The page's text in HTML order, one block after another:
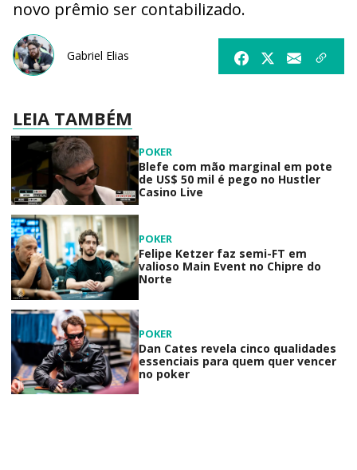
novo prêmio ser contabilizado.
Gabriel Elias
LEIA TAMBÉM
POKER
Blefe com mão marginal em pote
de US$ 50 mil é pego no Hustler
Casino Live
POKER
Felipe Ketzer faz semi-FT em
valioso Main Event no Chipre do
Norte
POKER
Dan Cates revela cinco qualidades
essenciais para quem quer vencer
no poker